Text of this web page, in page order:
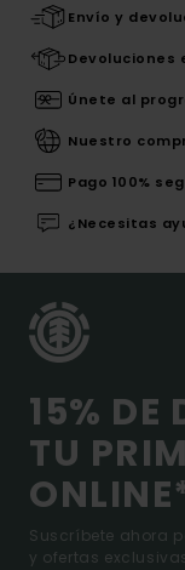
Envío y
Devoluciones
Únete al
Nuestro
Pago 100%
¿Necesitas
15% DE
TU
Suscríbete ahora
y ofertas